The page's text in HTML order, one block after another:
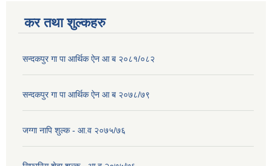
कर तथा शुल्कहरु
सन्दकपुर गा पा आर्थिक ऐन आ ब २०८१/०८२
सन्दकपुर गा पा आर्थिक ऐन आ ब २०७८/७९
जग्गा नापि शुल्क - आ.व २०७५/७६